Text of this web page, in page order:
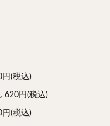
円(税込)
620円(税込)
(税込)